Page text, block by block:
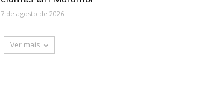
7 de agosto de 2026
Ver mais